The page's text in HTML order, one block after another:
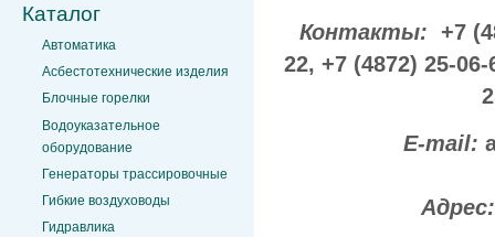
Каталог
Автоматика
Асбестотехнические изделия
Блочные горелки
Водоуказательное
оборудование
Генераторы трассировочные
Гибкие воздуховоды
Гидравлика
Контакты: +7
22, +7 (4872) 25-
E-mail: